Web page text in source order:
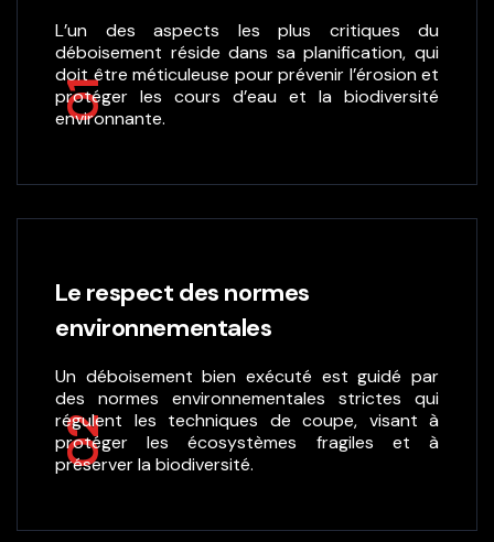
01
L’un des aspects les plus critiques du
déboisement réside dans sa planification, qui
doit être méticuleuse pour prévenir l’érosion et
protéger les cours d’eau et la biodiversité
environnante.
02
Le respect des normes
environnementales
Un déboisement bien exécuté est guidé par
des normes environnementales strictes qui
régulent les techniques de coupe, visant à
protéger les écosystèmes fragiles et à
préserver la biodiversité.